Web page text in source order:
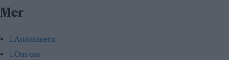
Mer
Annonsera
Om oss